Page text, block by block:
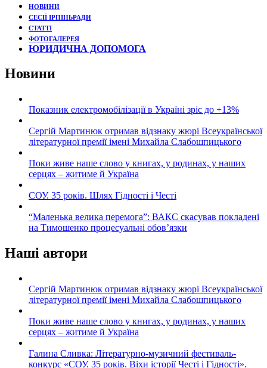
НОВИНИ
СЕСІЇ ІРПІНЬРАДИ
СТАТТІ
ФОТОГАЛЕРЕЯ
ЮРИДИЧНА ДОПОМОГА
Новини
Показник електромобілізації в Україні зріс до +13%
Сергій Мартинюк отримав відзнаку жюрі Всеукраїнської
літературної премії імені Михайла Слабошпицького
Поки живе наше слово у книгах, у родинах, у наших
серцях – житиме й Україна
СОУ. 35 років. Шлях Гідності і Честі
“Маленька велика перемога”: ВАКС скасував покладені
на Тимошенко процесуальні обов’язки
Наші автори
Сергій Мартинюк отримав відзнаку жюрі Всеукраїнської
літературної премії імені Михайла Слабошпицького
Поки живе наше слово у книгах, у родинах, у наших
серцях – житиме й Україна
Галина Сливка: Літературно-музичний фестиваль-
конкурс «СОУ. 35 років. Віхи історії Честі і Гідності».